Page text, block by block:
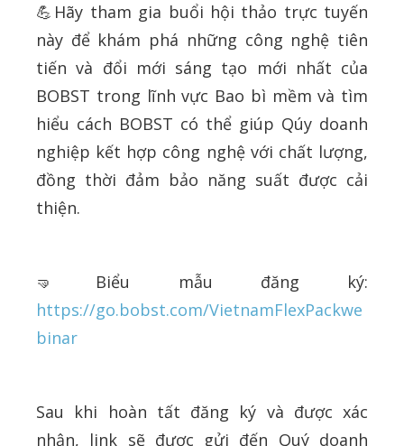
💪Hãy tham gia buổi hội thảo trực tuyến
này để khám phá những công nghệ tiên
tiến và đổi mới sáng tạo mới nhất của
BOBST trong lĩnh vực Bao bì mềm và tìm
hiểu cách BOBST có thể giúp Qúy doanh
nghiệp kết hợp công nghệ với chất lượng,
đồng thời đảm bảo năng suất được cải
thiện.
🤜Biểu mẫu đăng ký:
https://go.bobst.com/VietnamFlexPackwe
binar
Sau khi hoàn tất đăng ký và được xác
nhận, link sẽ được gửi đến Quý doanh